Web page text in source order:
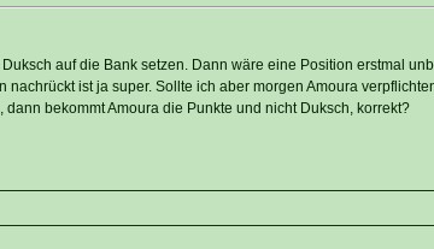
auf die Bank setzen. Dann wäre eine Position erstmal
nachrückt ist ja super. Sollte ich aber morgen Amoura
bekommt Amoura die Punkte und nicht Duksch, korrekt?